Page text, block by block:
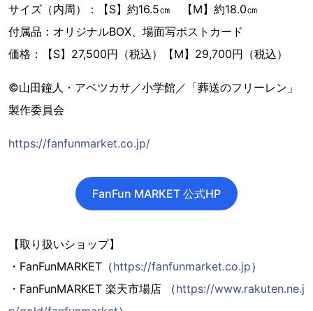
サイズ（内周）：【S】約16.5㎝ 【M】約18.0㎝
付属品：オリジナルBOX、場面写ポストカード
価格：【S】27,500円（税込）【M】29,700円（税込）
©山田鐘人・アベツカサ／小学館／「葬送のフリーレン」
製作委員会
https://fanfunmarket.co.jp/
FanFun MARKET 公式HP
【取り扱いショップ】
・FanFunMARKET（https://fanfunmarket.co.jp）
・FanFunMARKET 楽天市場店 （https://www.rakuten.ne.j